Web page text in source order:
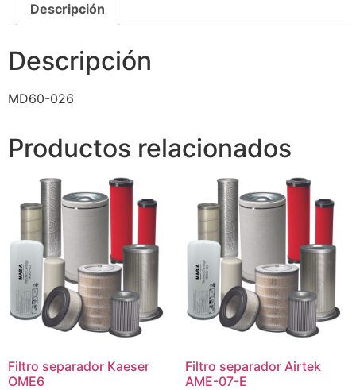
Descripción
Descripción
MD60-026
Productos relacionados
Filtro separador Kaeser
OME6
Filtro separador Airtek
AME-07-E